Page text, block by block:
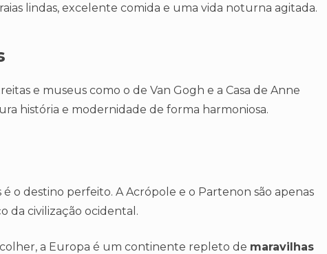
lindas, excelente comida e uma vida noturna agitada.
e museus como o de Van Gogh e a Casa de Anne
história e modernidade de forma harmoniosa.
o destino perfeito. A Acrópole e o Partenon são apenas
da civilização ocidental.
a Europa é um continente repleto de maravilhas